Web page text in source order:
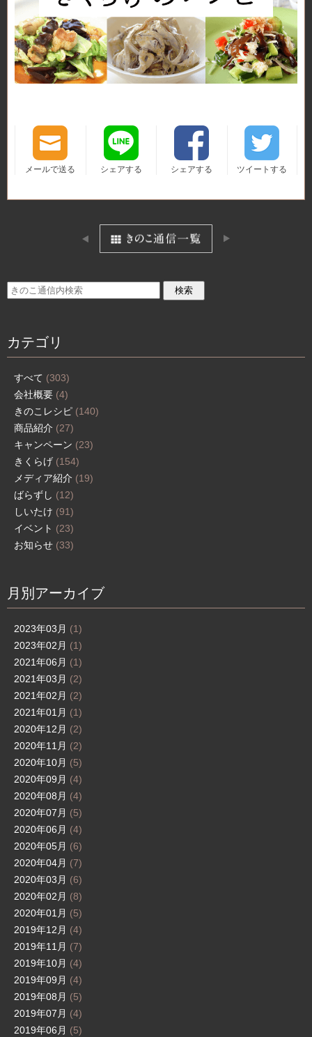
メールで送る シェアする シェアする ツイートする
カテゴリ
すべて (303)
会社概要 (4)
きのこレシピ (140)
商品紹介 (27)
キャンペーン (23)
きくらげ (154)
メディア紹介 (19)
ばらずし (12)
しいたけ (91)
イベント (23)
お知らせ (33)
月別アーカイブ
2023年03月 (1)
2023年02月 (1)
2021年06月 (1)
2021年03月 (2)
2021年02月 (2)
2021年01月 (1)
2020年12月 (2)
2020年11月 (2)
2020年10月 (5)
2020年09月 (4)
2020年08月 (4)
2020年07月 (5)
2020年06月 (4)
2020年05月 (6)
2020年04月 (7)
2020年03月 (6)
2020年02月 (8)
2020年01月 (5)
2019年12月 (4)
2019年11月 (7)
2019年10月 (4)
2019年09月 (4)
2019年08月 (5)
2019年07月 (4)
2019年06月 (5)